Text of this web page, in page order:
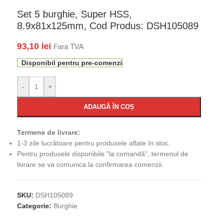
Set 5 burghie, Super HSS,
8.9x81x125mm, Cod Produs: DSH105089
93,10 lei Fara TVA
Disponibil pentru pre-comenzi
- +
ADAUGĂ ÎN COȘ
Termene de livrare:
1-3 zile lucrătoare pentru produsele aflate în stoc.
Pentru produsele disponibile "la comandă", termenul de
livrare se va comunica la confirmarea comenzii.
SKU: DSH105089
Categorie: Burghie